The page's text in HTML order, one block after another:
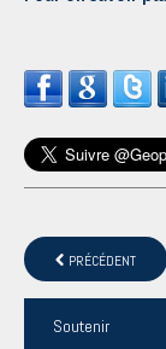
PRÉCÉDENT
Soutenir